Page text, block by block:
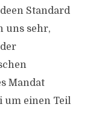
Standard
uns sehr,
Mandat
um einen Teil